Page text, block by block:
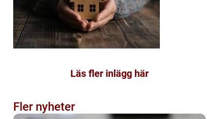
Läs fler inlägg här
Fler nyheter